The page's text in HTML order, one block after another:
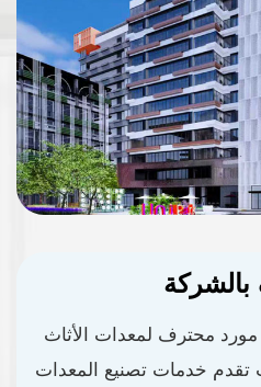
محترف لمعدات الأثاث
تقدم خدمات تصنيع المعدات